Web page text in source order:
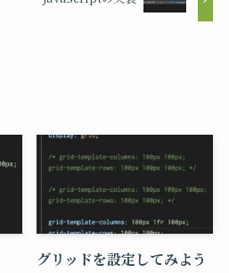
グリッドを設定してみよう